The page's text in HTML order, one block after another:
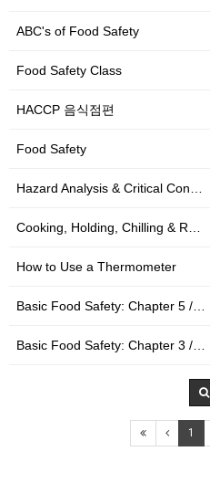
ABC's of Food Safety
Food Safety Class
HACCP 음식점편
Food Safety
Hazard Analysis & Critical Con…
Cooking, Holding, Chilling & R…
How to Use a Thermometer
Basic Food Safety: Chapter 5 /…
Basic Food Safety: Chapter 3 /…
1